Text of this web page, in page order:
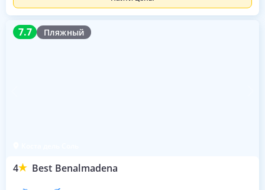
7.7 Пляжный
4 Best Benalmadena
7.7